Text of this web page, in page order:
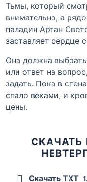
Тьмы, который
внимательно, а
паладин Артан
заставляет сердце
Она должна
или ответ на
задать. Пока в
спало веками, и
цены.
Скачать TXT